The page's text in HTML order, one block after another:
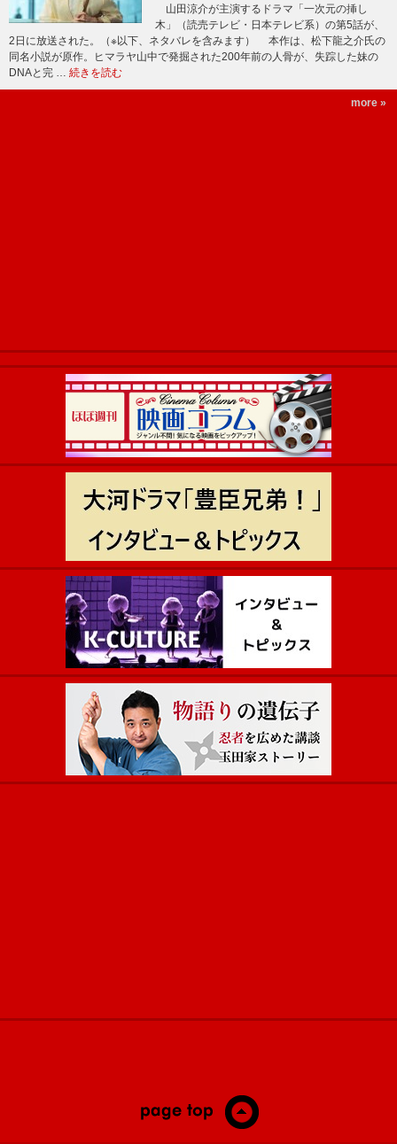
山田涼介が主演するドラマ「一次元の挿し
木」（読売テレビ・日本テレビ系）の第5話が、
2日に放送された。（※以下、ネタバレを含みます） 本作は、松下龍之介氏の
同名小説が原作。ヒマラヤ山中で発掘された200年前の人骨が、失踪した妹の
DNAと完 … 続きを読む
more »